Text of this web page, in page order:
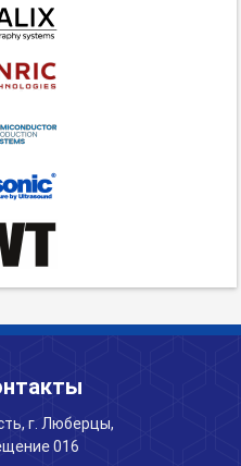
г. Люберцы,
016